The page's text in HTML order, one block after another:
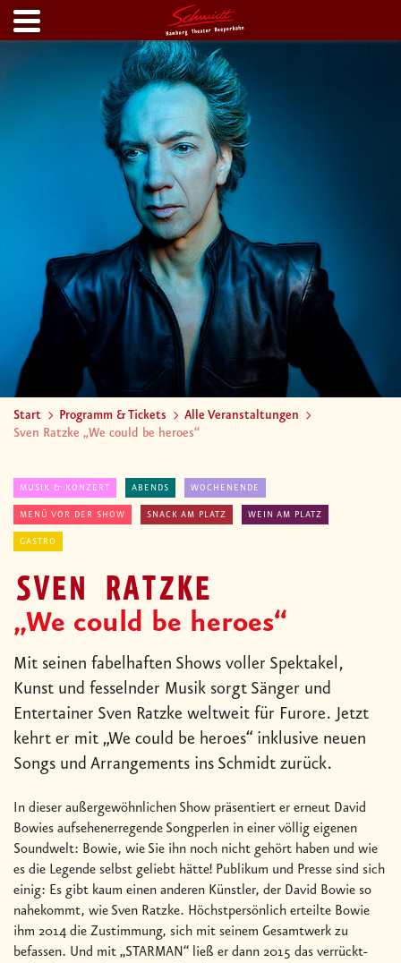
Start Programm & Tickets
Alle Veranstaltungen
Sven Ratzke „We could be heroes“
MUSIK & KONZERT ABENDS WOCHENENDE
MENÜ VOR DER SHOW SNACK AM PLATZ WEIN AM PLATZ
GASTRO
SVEN RATZKE
„We could be heroes“
Mit seinen fabelhaften Shows voller Spektakel,
Kunst und fesselnder Musik sorgt Sänger und
Entertainer Sven Ratzke weltweit für Furore. Jetzt
kehrt er mit „We could be heroes“ inklusive neuen
Songs und Arrangements ins Schmidt zurück.
In dieser außergewöhnlichen Show präsentiert er erneut David
Bowies aufsehenerregende Songperlen in einer völlig eigenen
Soundwelt: Bowie, wie Sie ihn noch nicht gehört haben und wie
es die Legende selbst geliebt hätte! Publikum und Presse sind sich
einig: Es gibt kaum einen anderen Künstler, der David Bowie so
nahekommt, wie Sven Ratzke. Höchstpersönlich erteilte Bowie
ihm 2014 die Zustimmung, sich mit seinem Gesamtwerk zu
befassen. Und mit „STARMAN“ ließ er dann 2015 das verrückt-